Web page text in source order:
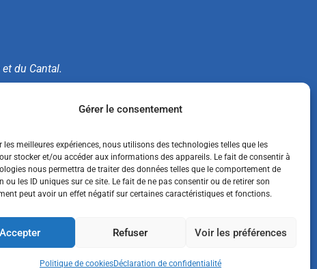
Gérer le consentement
les meilleures expériences, nous utilisons des technologies telles que les
stocker et/ou accéder aux informations des appareils. Le fait de consentir à
nous permettra de traiter des données telles que le comportement de
ou les ID uniques sur ce site. Le fait de ne pas consentir ou de retirer son
peut avoir un effet négatif sur certaines caractéristiques et fonctions.
Accepter Refuser Voir les préférences
Politique de cookiesDéclaration de confidentialité
du Cantal.
ACCESSIBILITÉ : NON CONFORME